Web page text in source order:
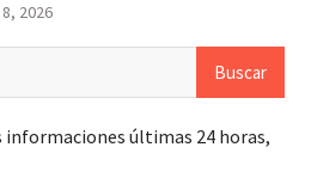
2026
informaciones últimas 24 horas,